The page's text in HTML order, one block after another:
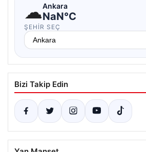
☁Ankara
NaN°C
ŞEHIR SEÇ
Bizi Takip Edin